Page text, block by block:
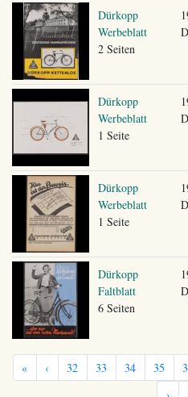
Dürkopp
Werbeblatt
2 Seiten
Dürkopp
Werbeblatt
1 Seite
Dürkopp
Werbeblatt
1 Seite
Dürkopp
Faltblatt
6 Seiten
« ‹ 32 33 34 35
›